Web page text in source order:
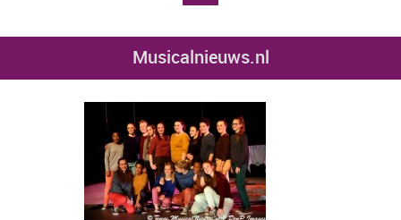
Musicalnieuws.nl